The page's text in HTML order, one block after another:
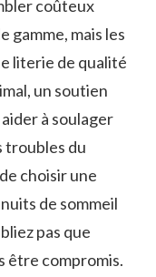
coûteux
gamme, mais les
literie de qualité
un soutien
à soulager
troubles du
choisir une
de sommeil
pas que
être compromis.